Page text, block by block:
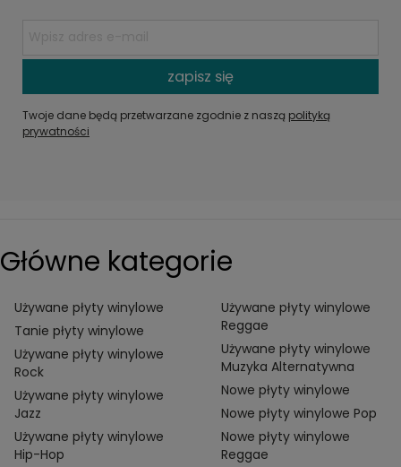
zapisz się
Twoje dane będą przetwarzane zgodnie z naszą polityką
prywatności
Główne kategorie
Używane płyty winylowe
Tanie płyty winylowe
Używane płyty winylowe
Rock
Używane płyty winylowe
Jazz
Używane płyty winylowe
Hip-Hop
Używane płyty winylowe
Reggae
Używane płyty winylowe
Muzyka Alternatywna
Nowe płyty winylowe
Nowe płyty winylowe Pop
Nowe płyty winylowe
Reggae